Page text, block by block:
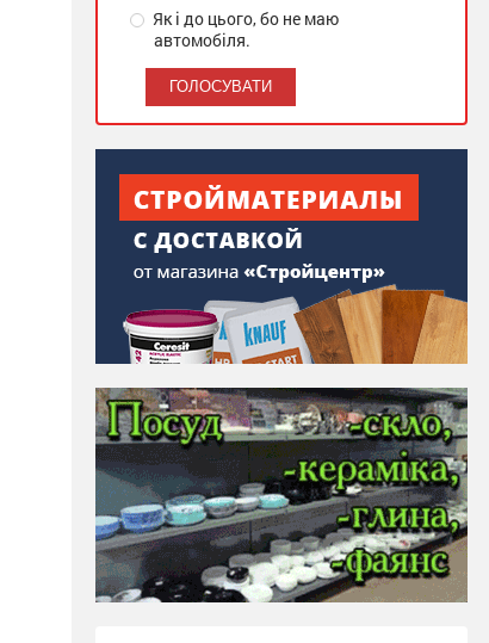
Як і до цього, бо не маю
автомобіля.